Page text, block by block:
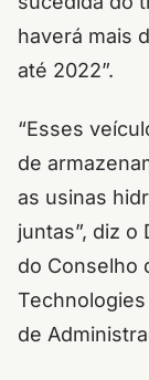
haverá mais
até 2022”.
“Esses
de
as usinas
juntas”, diz o
do Conselho
de